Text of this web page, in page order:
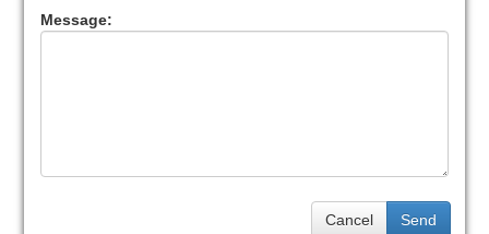
Message:
Cancel Send